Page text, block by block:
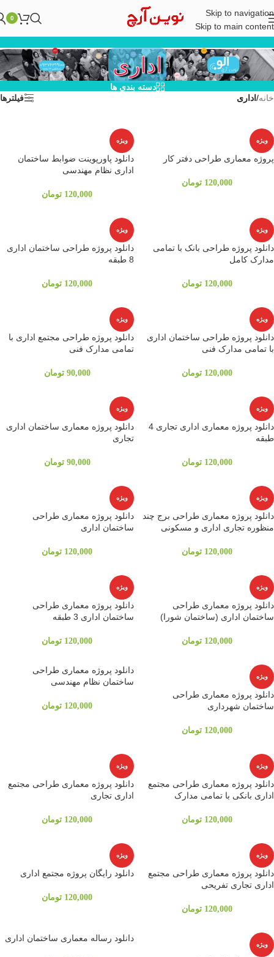
Skip to navigation
Skip to main content
0
اداری
دسته بندی ها
خانه/ اداری فیلترها
ویژه
پروژه معماری طراحی دفتر کار
120,000 تومان
ویژه
دانلود پاورپوینت ضوابط ساختمان
اداری نظام مهندسی
120,000 تومان
ویژه
دانلود پروژه طراحی بانک با تمامی
مدارک کامل
120,000 تومان
ویژه
دانلود پروژه طراحی ساختمان اداری
8 طبقه
120,000 تومان
ویژه
دانلود پروژه طراحی ساختمان اداری
با تمامی مدارک فنی
120,000 تومان
ویژه
دانلود پروژه طراحی مجتمع اداری با
تمامی مدارک فنی
90,000 تومان
ویژه
دانلود پروژه معماری اداری تجاری 4
طبقه
120,000 تومان
ویژه
دانلود پروژه معماری ساختمان اداری
تجاری
90,000 تومان
ویژه
دانلود پروژه معماری طراحی برج چند
منظوره تجاری اداری و مسکونی
120,000 تومان
ویژه
دانلود پروژه معماری طراحی
ساختمان اداری
120,000 تومان
ویژه
دانلود پروژه معماری طراحی
ساختمان اداری (ساختمان شورا)
120,000 تومان
ویژه
دانلود پروژه معماری طراحی
ساختمان اداری 3 طبقه
120,000 تومان
ویژه
دانلود پروژه معماری طراحی
ساختمان شهرداری
120,000 تومان
دانلود پروژه معماری طراحی
ساختمان نظام مهندسی
120,000 تومان
ویژه
دانلود پروژه معماری طراحی مجتمع
اداری بانکی با تمامی مدارک
120,000 تومان
ویژه
دانلود پروژه معماری طراحی مجتمع
اداری تجاری
120,000 تومان
ویژه
دانلود پروژه معماری طراحی مجتمع
اداری تجاری تفریحی
120,000 تومان
ویژه
دانلود رایگان پروژه مجتمع اداری
120,000 تومان
ویژه
دانلود رساله معماری ساختمان اداری